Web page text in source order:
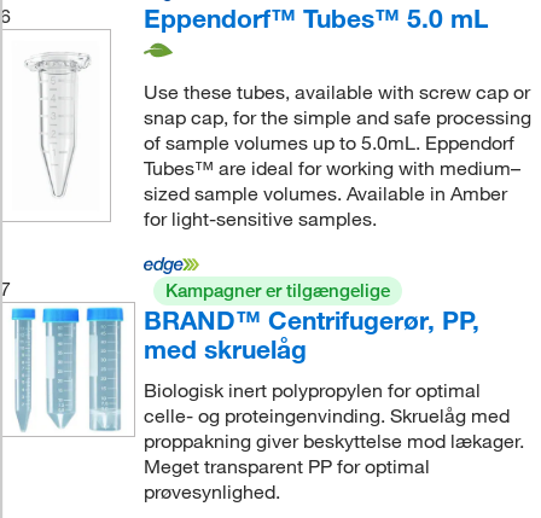
6 Eppendorf™ Tubes™ 5.0 mL
Use these tubes, available with screw cap or
snap cap, for the simple and safe processing
of sample volumes up to 5.0mL. Eppendorf
Tubes™ are ideal for working with medium–
sized sample volumes. Available in Amber
for light-sensitive samples.
7 Kampagner er tilgængelige
BRAND™ Centrifugerør, PP,
med skruelåg
Biologisk inert polypropylen for optimal
celle- og proteingenvinding. Skruelåg med
proppakning giver beskyttelse mod lækager.
Meget transparent PP for optimal
prøvesynlighed.